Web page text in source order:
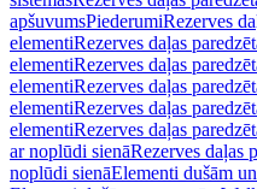
apšuvumsPiederumiRezerves
elementiRezerves daļas
elementiRezerves daļas
elementiRezerves daļas
elementiRezerves daļas
elementiRezerves daļas
ar noplūdi sienāRezerves daļas
noplūdi sienāElementi dušām